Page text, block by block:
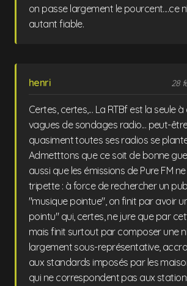
on passe largement le pourcent....ce
autant fiable.
henri 28
Certes, certes,... La RTBf est la seule
vagues de sondages radio... peut-
quasiment toutes ses radios se
Admetttons que ce soit de bonne
aussi que les émissions de Pure FM
tripette : à force de rechercher un
"musique pointue", on finit par avoir
pointu" qui, certes, ne jure que par
mais finit surtout par composer une
largement sous-représentative,
aux standards imposés par les
qui ne correspondent pas aux